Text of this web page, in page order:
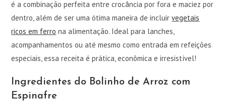
é a combinação perfeita entre crocância por fora e maciez por
dentro, além de ser uma ótima maneira de incluirvegetais
ricos em ferro na alimentação. Ideal para lanches,
acompanhamentos ou até mesmo como entrada em refeições
especiais, essa receita é prática, econômica e irresistível!
Ingredientes do Bolinho de Arroz com
Espinafre